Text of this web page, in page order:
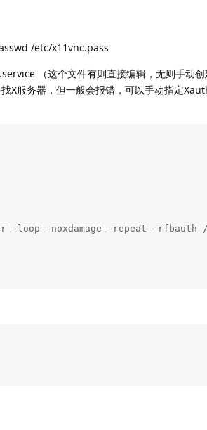
/etc/x11vnc.pass
（这个文件有则直接编辑，无则手动创
X服务器，但一般会报错，可以手动指定
loop -noxdamage -repeat –rfbauth